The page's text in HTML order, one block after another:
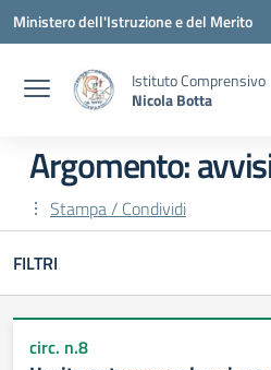
Vai ai contenuti
Vai al menu di navigazione
Vai al footer
Ministero dell'Istruzione e del Merito
Istituto Comprensivo
Nicola Botta
Argomento:
Stampa / Condividi
FILTRI
circ. n.8